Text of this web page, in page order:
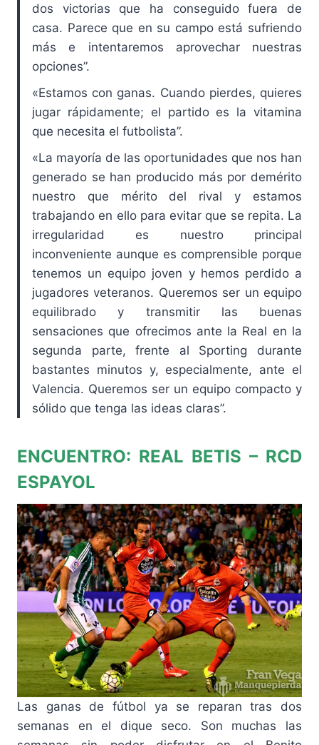
dos victorias que ha conseguido fuera de
casa. Parece que en su campo está sufriendo
más e intentaremos aprovechar nuestras
opciones”.
«Estamos con ganas. Cuando pierdes, quieres
jugar rápidamente; el partido es la vitamina
que necesita el futbolista”.
«La mayoría de las oportunidades que nos han
generado se han producido más por demérito
nuestro que mérito del rival y estamos
trabajando en ello para evitar que se repita. La
irregularidad es nuestro principal
inconveniente aunque es comprensible porque
tenemos un equipo joven y hemos perdido a
jugadores veteranos. Queremos ser un equipo
equilibrado y transmitir las buenas
sensaciones que ofrecimos ante la Real en la
segunda parte, frente al Sporting durante
bastantes minutos y, especialmente, ante el
Valencia. Queremos ser un equipo compacto y
sólido que tenga las ideas claras”.
ENCUENTRO: REAL BETIS – RCD
ESPAYOL
Las ganas de fútbol ya se reparan tras dos
semanas en el dique seco. Son muchas las